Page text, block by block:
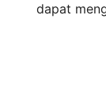
dapat